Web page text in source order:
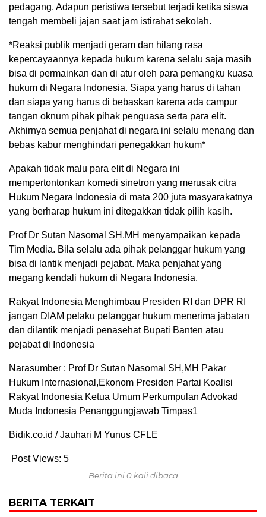
pedagang. Adapun peristiwa tersebut terjadi ketika siswa
tengah membeli jajan saat jam istirahat sekolah.
*Reaksi publik menjadi geram dan hilang rasa
kepercayaannya kepada hukum karena selalu saja masih
bisa di permainkan dan di atur oleh para pemangku kuasa
hukum di Negara Indonesia. Siapa yang harus di tahan
dan siapa yang harus di bebaskan karena ada campur
tangan oknum pihak pihak penguasa serta para elit.
Akhirnya semua penjahat di negara ini selalu menang dan
bebas kabur menghindari penegakkan hukum*
Apakah tidak malu para elit di Negara ini
mempertontonkan komedi sinetron yang merusak citra
Hukum Negara Indonesia di mata 200 juta masyarakatnya
yang berharap hukum ini ditegakkan tidak pilih kasih.
Prof Dr Sutan Nasomal SH,MH menyampaikan kepada
Tim Media. Bila selalu ada pihak pelanggar hukum yang
bisa di lantik menjadi pejabat. Maka penjahat yang
megang kendali hukum di Negara Indonesia.
Rakyat Indonesia Menghimbau Presiden RI dan DPR RI
jangan DIAM pelaku pelanggar hukum menerima jabatan
dan dilantik menjadi penasehat Bupati Banten atau
pejabat di Indonesia
Narasumber : Prof Dr Sutan Nasomal SH,MH Pakar
Hukum Internasional,Ekonom Presiden Partai Koalisi
Rakyat Indonesia Ketua Umum Perkumpulan Advokad
Muda Indonesia Penanggungjawab Timpas1
Bidik.co.id / Jauhari M Yunus CFLE
Post Views: 5
Berita ini 0 kali dibaca
BERITA TERKAIT